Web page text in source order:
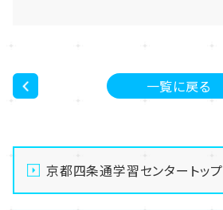
一覧に戻る
京都四条通学習センタートップ